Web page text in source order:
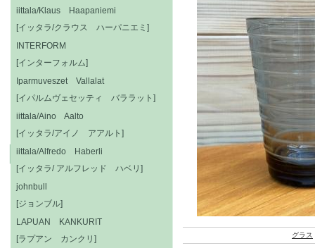
グラス
iittala/Klaus Haapaniemi
[イッタラ/クラウス ハーパニエミ]
INTERFORM
[インターフォルム]
Iparmuveszet Vallalat
[イパルムヴェセッティ バララット]
iittala/Aino Aalto
[イッタラ/アイノ アアルト]
iittala/Alfredo Haberli
[イッタラ/ アルフレッド ハベリ]
johnbull
[ジョンブル]
LAPUAN KANKURIT
[ラプアン カンクリ]